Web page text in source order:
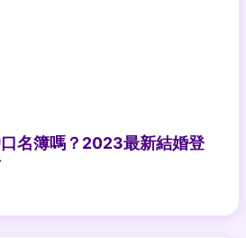
名簿嗎？2023最新結婚登